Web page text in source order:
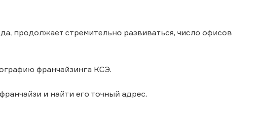
продолжает стремительно развиваться, число офисов
франчайзинга КСЭ.
и найти его точный адрес.